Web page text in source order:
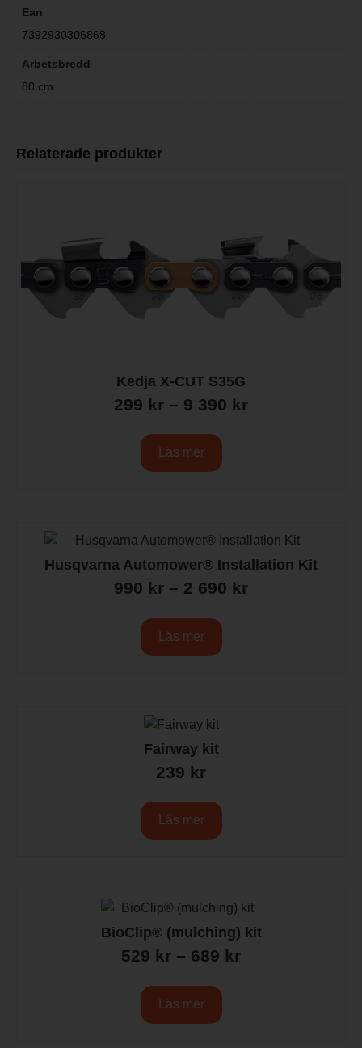
Ean
7392930306868
Arbetsbredd
80 cm
Relaterade produkter
Kedja X-CUT S35G
299 kr – 9 390 kr
Läs mer
Husqvarna Automower® Installation Kit
990 kr – 2 690 kr
Läs mer
Fairway kit
239 kr
Läs mer
BioClip® (mulching) kit
529 kr – 689 kr
Läs mer